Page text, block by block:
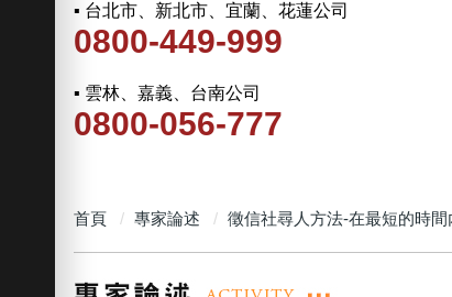
▪ 台北市、新北市、宜蘭、花蓮公司
0800-449-999
▪ 雲林、嘉義、台南公司
0800-056-777
首頁 專家論述 徵信社尋人方法-在最短的時